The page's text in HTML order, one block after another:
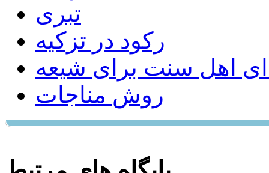
تبری
رکود در تزکیه
اهل سنت برای شیعه
روش مناجات